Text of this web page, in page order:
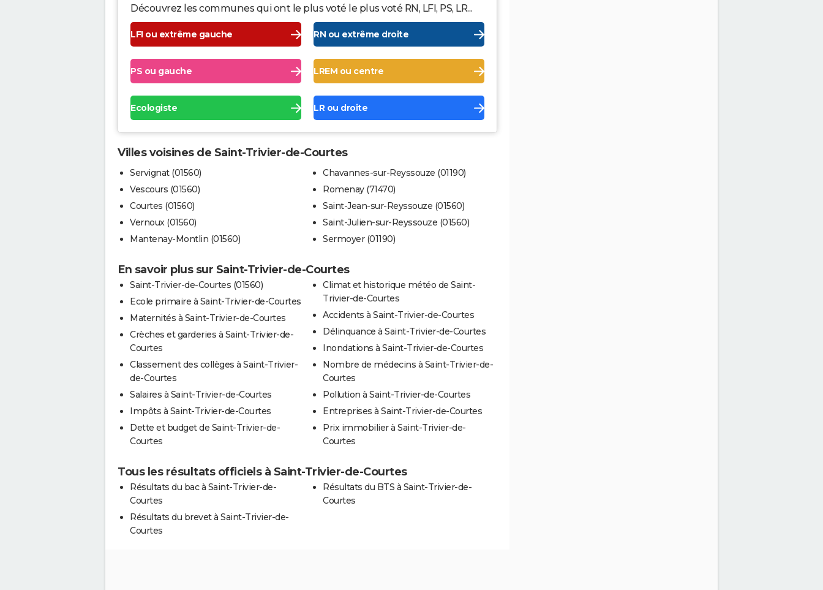
Découvrez les communes qui ont le plus voté le plus voté RN, LFI, PS, LR...
LFI ou extrême gauche RN ou extrême droite
PS ou gauche LREM ou centre
Ecologiste LR ou droite
Villes voisines de Saint-Trivier-de-Courtes
Servignat (01560)
Vescours (01560)
Courtes (01560)
Vernoux (01560)
Mantenay-Montlin (01560)
Chavannes-sur-Reyssouze (01190)
Romenay (71470)
Saint-Jean-sur-Reyssouze (01560)
Saint-Julien-sur-Reyssouze (01560)
Sermoyer (01190)
En savoir plus sur Saint-Trivier-de-Courtes
Saint-Trivier-de-Courtes (01560)
Ecole primaire à Saint-Trivier-de-Courtes
Maternités à Saint-Trivier-de-Courtes
Crèches et garderies à Saint-Trivier-de-
Courtes
Classement des collèges à Saint-Trivier-
de-Courtes
Salaires à Saint-Trivier-de-Courtes
Impôts à Saint-Trivier-de-Courtes
Dette et budget de Saint-Trivier-de-
Courtes
Climat et historique météo de Saint-
Trivier-de-Courtes
Accidents à Saint-Trivier-de-Courtes
Délinquance à Saint-Trivier-de-Courtes
Inondations à Saint-Trivier-de-Courtes
Nombre de médecins à Saint-Trivier-de-
Courtes
Pollution à Saint-Trivier-de-Courtes
Entreprises à Saint-Trivier-de-Courtes
Prix immobilier à Saint-Trivier-de-
Courtes
Tous les résultats officiels à Saint-Trivier-de-Courtes
Résultats du bac à Saint-Trivier-de-
Courtes
Résultats du brevet à Saint-Trivier-de-
Courtes
Résultats du BTS à Saint-Trivier-de-
Courtes